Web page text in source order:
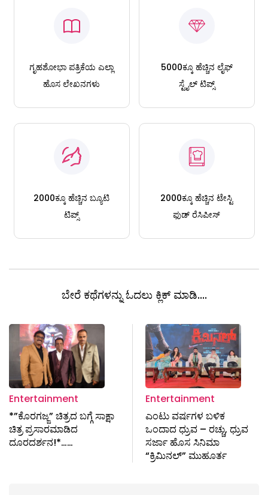
ಗೃಹಶೋಭಾ ಪತ್ರಿಕೆಯ ಎಲ್ಲಾ
ಹೊಸ ಲೇಖನಗಳು
5000ಕ್ಕೂ ಹೆಚ್ಚಿನ ಲೈಫ್
ಸ್ಟೈಲ್ ಟಿಪ್ಸ್
2000ಕ್ಕೂ ಹೆಚ್ಚಿನ ಬ್ಯೂಟಿ
ಟಿಪ್ಸ್
2000ಕ್ಕೂ ಹೆಚ್ಚಿನ ಟೇಸ್ಟಿ
ಫುಡ್ ರೆಸಿಪೀಸ್
ಬೇರೆ ಕಥೆಗಳನ್ನು ಓದಲು ಕ್ಲಿಕ್ ಮಾಡಿ....
Entertainment
*”ಕೊರಗಜ್ಜ” ಚಿತ್ರದ ಬಗ್ಗೆ ಸಾಕ್ಷಾ
ಚಿತ್ರ ಪ್ರಸಾರಮಾಡಿದ
ದೂರದರ್ಶನ!*……
Entertainment
ಎಂಟು ವರ್ಷಗಳ ಬಳಿಕ
ಒಂದಾದ ಧ್ರುವ – ರಚ್ಚು, ಧ್ರುವ
ಸರ್ಜಾ ಹೊಸ ಸಿನಿಮಾ
“ಕ್ರಿಮಿನಲ್” ಮುಹೂರ್ತ